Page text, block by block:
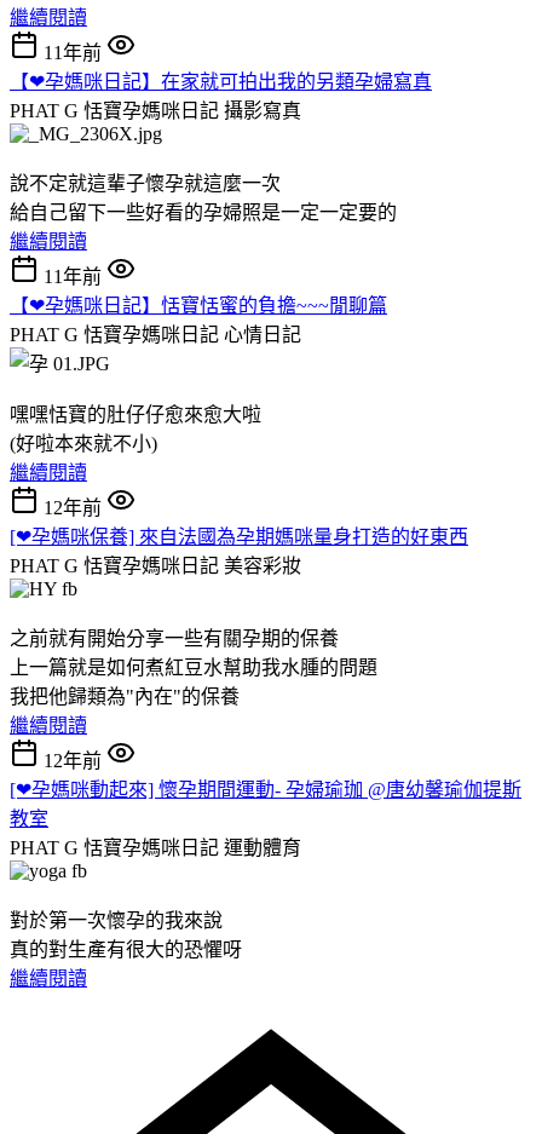
繼續閱讀
11年前
【❤孕媽咪日記】在家就可拍出我的另類孕婦寫真
PHAT G 恬寶孕媽咪日記 攝影寫真
說不定就這輩子懷孕就這麼一次
給自己留下一些好看的孕婦照是一定一定要的
繼續閱讀
11年前
【❤孕媽咪日記】恬寶恬蜜的負擔~~~閒聊篇
PHAT G 恬寶孕媽咪日記 心情日記
嘿嘿恬寶的肚仔仔愈來愈大啦
(好啦本來就不小)
繼續閱讀
12年前
[❤孕媽咪保養] 來自法國為孕期媽咪量身打造的好東西
PHAT G 恬寶孕媽咪日記 美容彩妝
之前就有開始分享一些有關孕期的保養
上一篇就是如何煮紅豆水幫助我水腫的問題
我把他歸類為"內在"的保養
繼續閱讀
12年前
[❤孕媽咪動起來] 懷孕期間運動- 孕婦瑜珈 @唐幼馨瑜伽提斯
教室
PHAT G 恬寶孕媽咪日記 運動體育
對於第一次懷孕的我來說
真的對生產有很大的恐懼呀
繼續閱讀